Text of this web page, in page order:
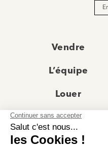
Vendre
L’équipe
Louer
Actualités
Recrutement